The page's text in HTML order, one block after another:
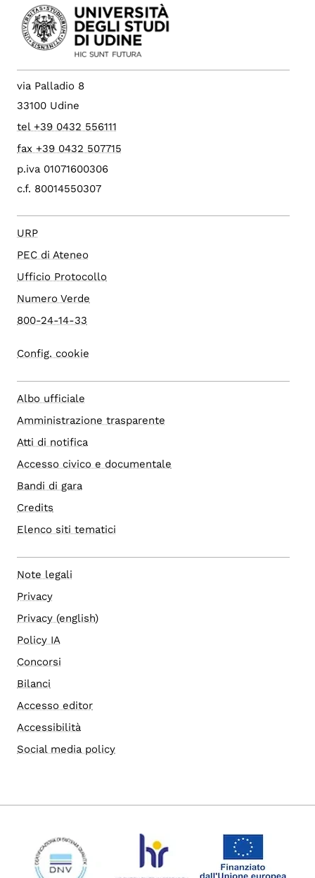
via Palladio 8
33100 Udine
tel +39 0432 556111
fax +39 0432 507715
p.iva 01071600306
c.f. 80014550307
URP
PEC di Ateneo
Ufficio Protocollo
Numero Verde
800-24-14-33
Config. cookie
Albo ufficiale
Amministrazione trasparente
Atti di notifica
Accesso civico e documentale
Bandi di gara
Credits
Elenco siti tematici
Note legali
Privacy
Privacy (english)
Policy IA
Concorsi
Bilanci
Accesso editor
Accessibilità
Social media policy